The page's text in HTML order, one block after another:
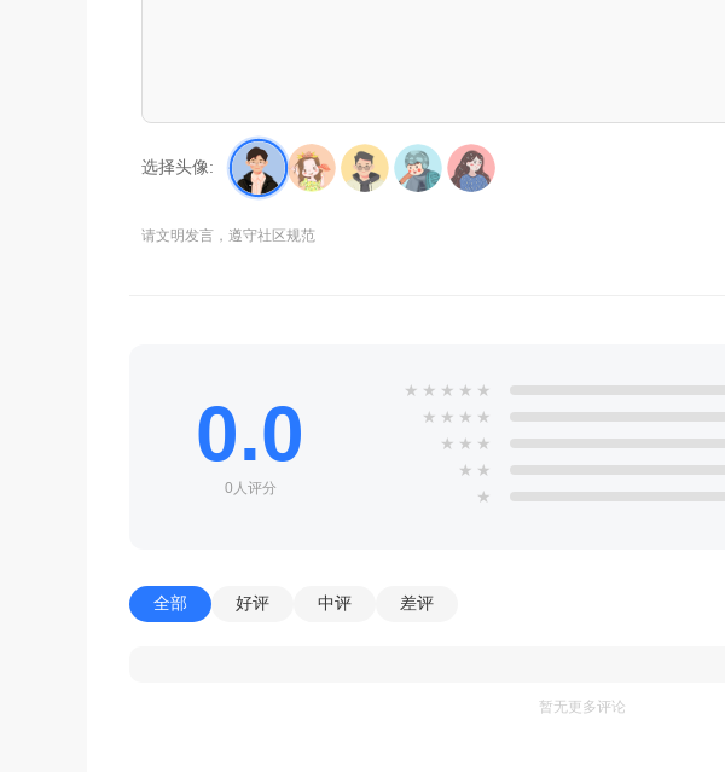
选择头像:
请文明发言，遵守社区规范
0.0
0人评分
★ ★ ★ ★ ★
★ ★ ★ ★
★ ★ ★
★ ★
★
全部 好评 中评 差评
暂无更多评论